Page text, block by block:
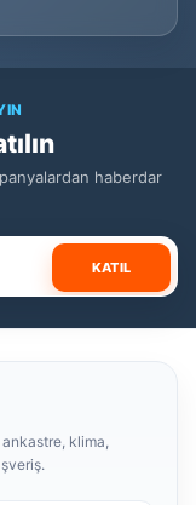
haberdar
KATIL
klima,